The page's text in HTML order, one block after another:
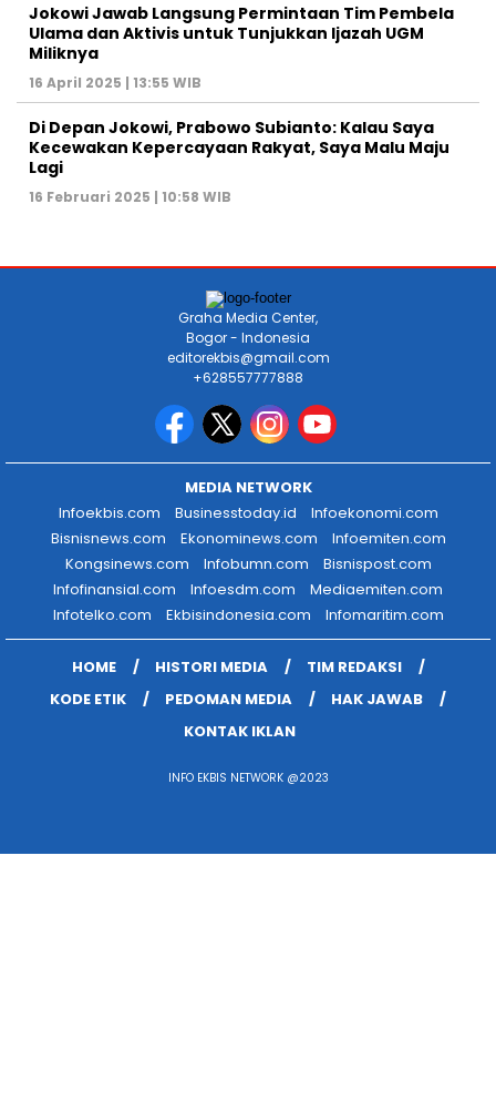
Jokowi Jawab Langsung Permintaan Tim Pembela
Ulama dan Aktivis untuk Tunjukkan Ijazah UGM
Miliknya
16 April 2025 | 13:55 WIB
Di Depan Jokowi, Prabowo Subianto: Kalau Saya
Kecewakan Kepercayaan Rakyat, Saya Malu Maju
Lagi
16 Februari 2025 | 10:58 WIB
Graha Media Center,
Bogor - Indonesia
editorekbis@gmail.com
+628557777888
MEDIA NETWORK
Infoekbis.com
Businesstoday.id
Infoekonomi.com
Bisnisnews.com
Ekonominews.com
Infoemiten.com
Kongsinews.com
Infobumn.com
Bisnispost.com
Infofinansial.com
Infoesdm.com
Mediaemiten.com
Infotelko.com
Ekbisindonesia.com Infomaritim.com
HOME HISTORI MEDIA
TIM REDAKSI
KODE ETIK
PEDOMAN MEDIA
HAK JAWAB
KONTAK IKLAN
INFO EKBIS NETWORK @2023